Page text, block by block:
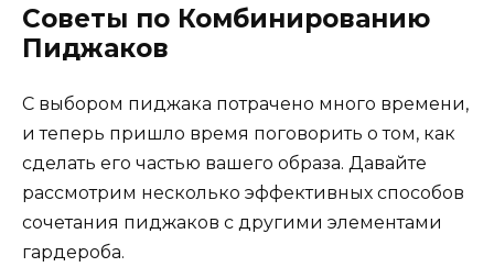
Советы по Комбинированию
Пиджаков
С выбором пиджака потрачено много времени,
и теперь пришло время поговорить о том, как
сделать его частью вашего образа. Давайте
рассмотрим несколько эффективных способов
сочетания пиджаков с другими элементами
гардероба.